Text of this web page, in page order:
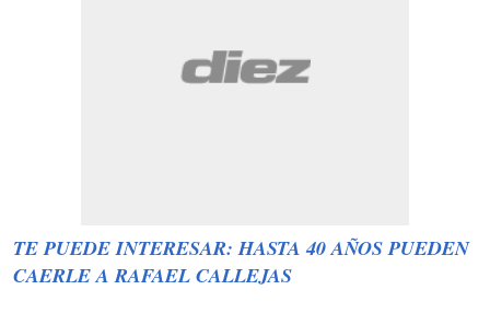
TE PUEDE INTERESAR: HASTA 40 AÑOS PUEDEN
CAERLE A RAFAEL CALLEJAS